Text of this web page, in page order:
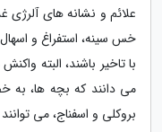
علائم و نشانه های
خس سینه، استفراغ و
با تاخیر باشند، البته
می دانند که بچه ها،
بروکلی و اسفناج، می